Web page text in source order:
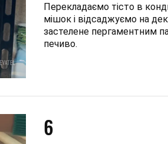
Перекладаємо тісто в
мішок і відсаджуємо на
застелене пергаментним
печиво.
6